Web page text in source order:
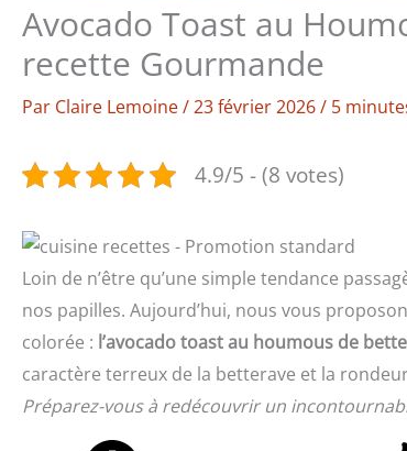
Avocado Toast au
recette Gourmande
Par Claire Lemoine/23 février 2026/ 5
4.9/5 - (8 votes)
Loin de n’être qu’une simple tendance
nos papilles. Aujourd’hui, nous vous
colorée : l’avocado toast au houmous de
caractère terreux de la betterave et la
Préparez-vous à redécouvrir un